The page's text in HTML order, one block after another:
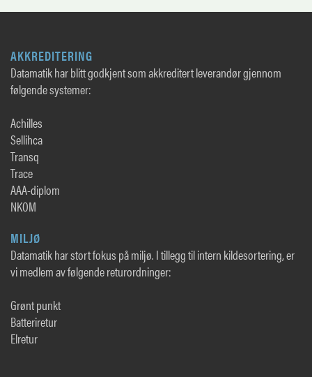
AKKREDITERING
Datamatik har blitt godkjent som akkreditert leverandør gjennom
følgende systemer:
Achilles
Sellihca
Transq
Trace
AAA-diplom
NKOM
MILJØ
Datamatik har stort fokus på miljø. I tillegg til intern kildesortering, er
vi medlem av følgende returordninger:
Grønt punkt
Batteriretur
Elretur